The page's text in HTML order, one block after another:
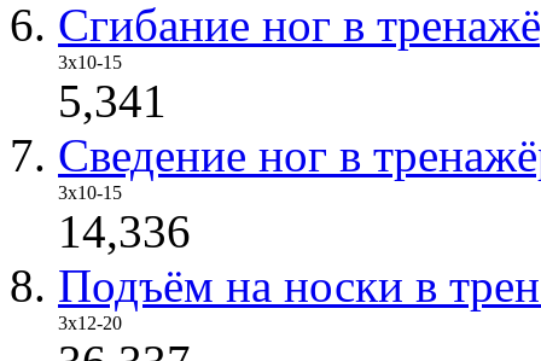
Сгибание ног в
3х10-15
5,341
Сведение ног в
3х10-15
14,336
Подъём на носки в
3x12-20